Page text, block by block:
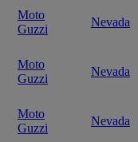
Moto
Guzzi
Nevada
Moto
Guzzi
Nevada
Moto
Guzzi
Nevada